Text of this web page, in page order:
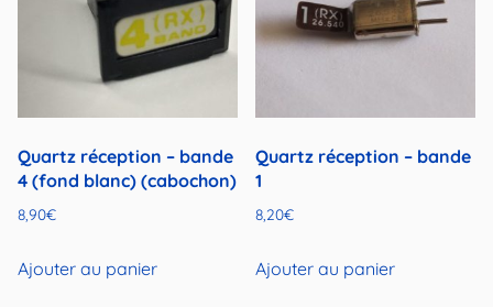
Quartz réception – bande
4 (fond blanc) (cabochon)
8,90€
Ajouter au panier
Quartz réception – bande
1
8,20€
Ajouter au panier